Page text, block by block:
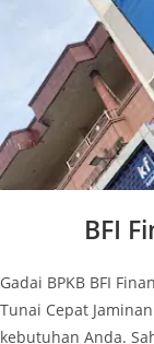
BFI
Gadai BPKB BFI
Tunai Cepat
kebutuhan Anda.